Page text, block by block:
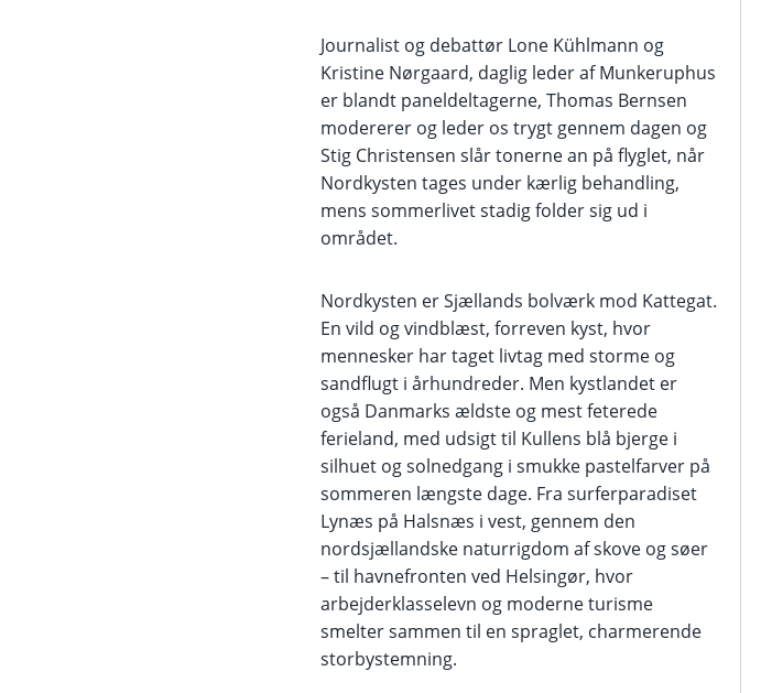
Journalist og debattør Lone Kühlmann og
Kristine Nørgaard, daglig leder af Munkeruphus
er blandt paneldeltagerne, Thomas Bernsen
modererer og leder os trygt gennem dagen og
Stig Christensen slår tonerne an på flyglet, når
Nordkysten tages under kærlig behandling,
mens sommerlivet stadig folder sig ud i
området.
Nordkysten er Sjællands bolværk mod Kattegat.
En vild og vindblæst, forreven kyst, hvor
mennesker har taget livtag med storme og
sandflugt i århundreder. Men kystlandet er
også Danmarks ældste og mest feterede
ferieland, med udsigt til Kullens blå bjerge i
silhuet og solnedgang i smukke pastelfarver på
sommeren længste dage. Fra surferparadiset
Lynæs på Halsnæs i vest, gennem den
nordsjællandske naturrigdom af skove og søer
– til havnefronten ved Helsingør, hvor
arbejderklasselevn og moderne turisme
smelter sammen til en spraglet, charmerende
storbystemning.